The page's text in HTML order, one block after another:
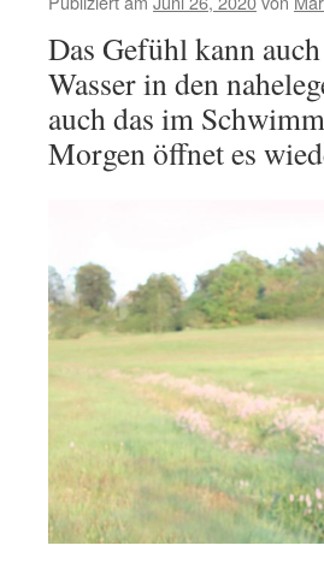
Das Gefühl kann
Wasser in den
auch das im
Morgen öffnet es